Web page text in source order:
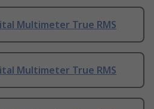
Multimeter True RMS
Multimeter True RMS